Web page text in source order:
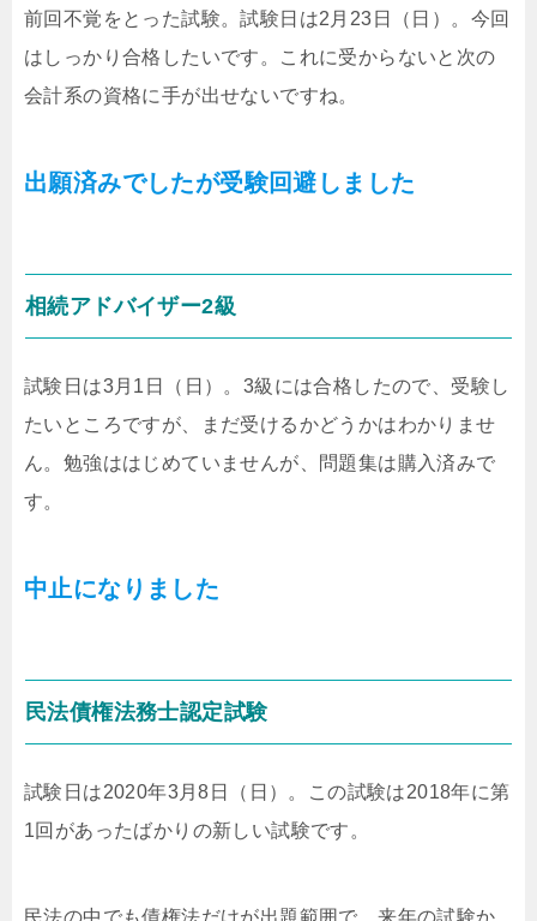
前回不覚をとった試験。試験日は2月23日（日）。今回
はしっかり合格したいです。これに受からないと次の
会計系の資格に手が出せないですね。
出願済みでしたが受験回避しました
相続アドバイザー2級
試験日は3月1日（日）。3級には合格したので、受験し
たいところですが、まだ受けるかどうかはわかりませ
ん。勉強ははじめていませんが、問題集は購入済みで
す。
中止になりました
民法債権法務士認定試験
試験日は2020年3月8日（日）。この試験は2018年に第
1回があったばかりの新しい試験です。